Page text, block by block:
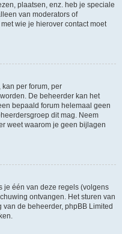
plaatsen, enz. heb je speciale
van moderators of
wie je hierover contact moet
per forum, per
De beheerder kan het
bepaald forum helemaal geen
dit mag. Neem
weet waarom je geen bijlagen
je één van deze regels (volgens
ontvangen. Het sturen van
de beheerder, phpBB Limited